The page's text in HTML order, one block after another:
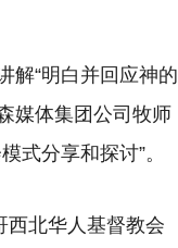
解“明白并回应神的
媒体集团公司牧师
式分享和探讨”。
西北华人基督教会